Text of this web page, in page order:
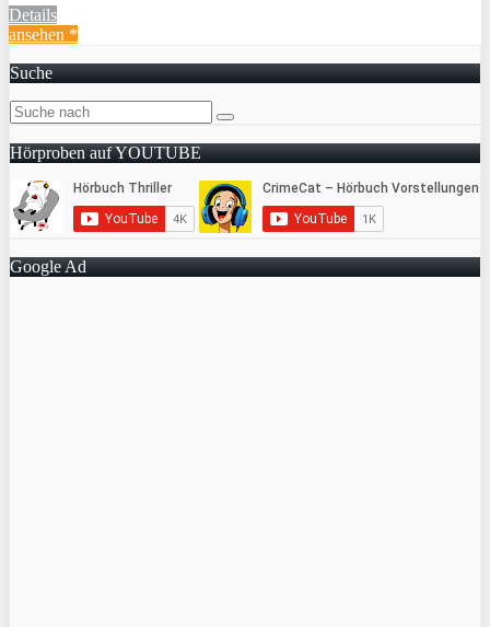
Details
ansehen *
Suche
Hörproben auf YOUTUBE
Google Ad